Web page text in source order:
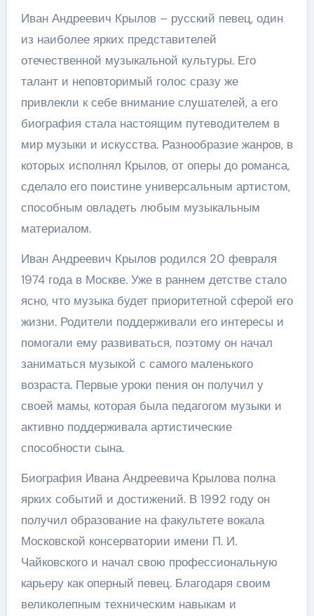
Иван Андреевич Крылов – русский певец, один
из наиболее ярких представителей
отечественной музыкальной культуры. Его
талант и неповторимый голос сразу же
привлекли к себе внимание слушателей, а его
биография стала настоящим путеводителем в
мир музыки и искусства. Разнообразие жанров, в
которых исполнял Крылов, от оперы до романса,
сделало его поистине универсальным артистом,
способным овладеть любым музыкальным
материалом.
Иван Андреевич Крылов родился 20 февраля
1974 года в Москве. Уже в раннем детстве стало
ясно, что музыка будет приоритетной сферой его
жизни. Родители поддерживали его интересы и
помогали ему развиваться, поэтому он начал
заниматься музыкой с самого маленького
возраста. Первые уроки пения он получил у
своей мамы, которая была педагогом музыки и
активно поддерживала артистические
способности сына.
Биография Ивана Андреевича Крылова полна
ярких событий и достижений. В 1992 году он
получил образование на факультете вокала
Московской консерватории имени П. И.
Чайковского и начал свою профессиональную
карьеру как оперный певец. Благодаря своим
великолепным техническим навыкам и